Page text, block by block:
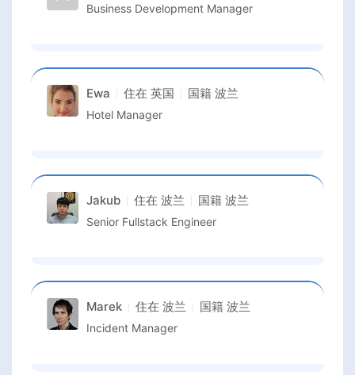
Business Development Manager
Ewa 住在 英国 国籍 波兰
Hotel Manager
Jakub 住在 波兰 国籍 波兰
Senior Fullstack Engineer
Marek 住在 波兰 国籍 波兰
Incident Manager